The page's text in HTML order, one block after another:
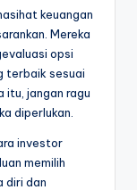
keuangan
Mereka
opsi
terbaik sesuai
itu, jangan ragu
diperlukan.
investor
memilih
diri dan